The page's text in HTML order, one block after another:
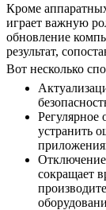
Кроме
играет важную
обновление
результат,
Вот несколько
Регулярное
устранить
сокращает